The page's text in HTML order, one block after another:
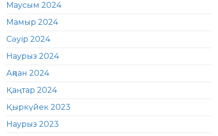
Маусым 2024
Мамыр 2024
Сәуір 2024
Наурыз 2024
Ақпан 2024
Қаңтар 2024
Қыркүйек 2023
Наурыз 2023